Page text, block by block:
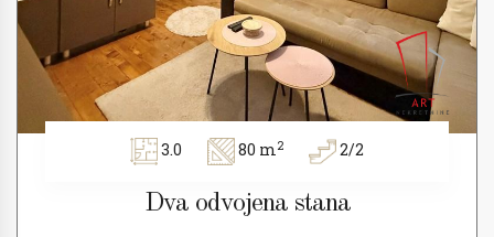
3.0 80 m2 2/2
Dva odvojena stana